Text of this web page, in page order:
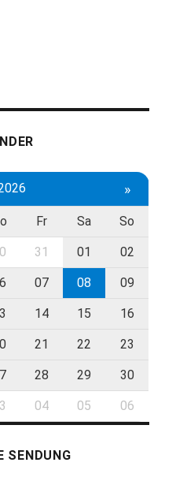
»
Fr Sa So
31 01 02
07 08 09
14 15 16
21 22 23
28 29 30
04 05 06
SENDUNG